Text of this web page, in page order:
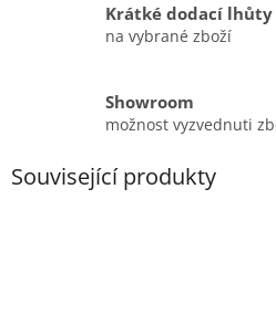
Krátké dodací lhůty
na vybrané zboží
Showroom
možnost vyzvednuti
Související produkty